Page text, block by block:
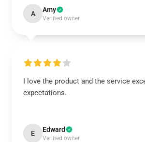
A Amy
Verified owner
I love the product and the service
expectations.
E Edward
Verified owner